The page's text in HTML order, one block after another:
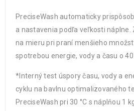
PreciseWash automaticky
a nastavenia podľa veľkosti
na mieru pri praní menšieho
spotrebou energie, vody a času o
*Interný test úspory času, vody a
cyklu na bavlnu optimalizovaného
PreciseWash pri 30 °C s náplňou 1